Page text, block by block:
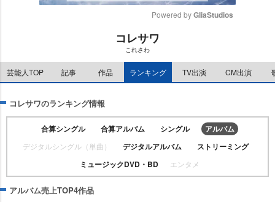
t
e
Powered by GliaStudios
コレサワ
これさわ
芸能人TOP 記事 作品 ランキング TV出演 CM出演
コレサワのランキング情報
合算シングル 合算アルバム シングル アルバム
デジタルシングル（単曲） デジタルアルバム
ストリーミング
ミュージックDVD・BD
エンタメ
アルバム売上TOP4作品